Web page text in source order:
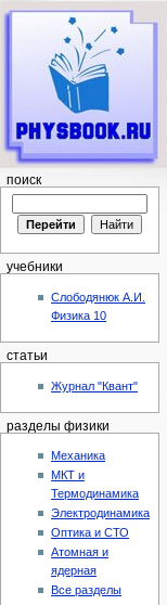
поиск
учебники
Слободянюк А.И.
Физика 10
статьи
Журнал "Квант"
разделы физики
Механика
МКТ и
Термодинамика
Электродинамика
Оптика и СТО
Атомная и
ядерная
Все разделы